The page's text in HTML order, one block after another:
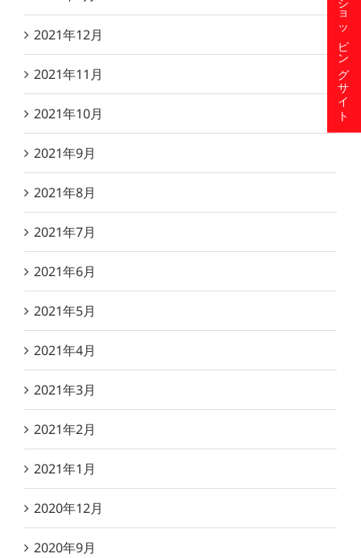
2021年12月
2021年11月
2021年10月
2021年9月
2021年8月
2021年7月
2021年6月
2021年5月
2021年4月
2021年3月
2021年2月
2021年1月
2020年12月
2020年9月
ショッピングサイト